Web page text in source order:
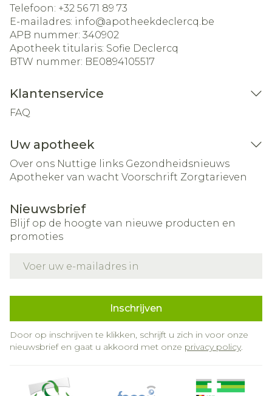
Telefoon: +32 56 71 89 73
E-mailadres: info@apotheekdeclercq.be
APB nummer: 340902
Apotheek titularis: Sofie Declercq
BTW nummer: BE0894105517
Klantenservice
FAQ
Uw apotheek
Over ons Nuttige links Gezondheidsnieuws
Apotheker van wacht Voorschrift Zorgtarieven
Nieuwsbrief
Blijf op de hoogte van nieuwe producten en
promoties
Inschrijven
Door op inschrijven te klikken, schrijft u zich in voor onze
nieuwsbrief en gaat u akkoord met onze privacy policy.